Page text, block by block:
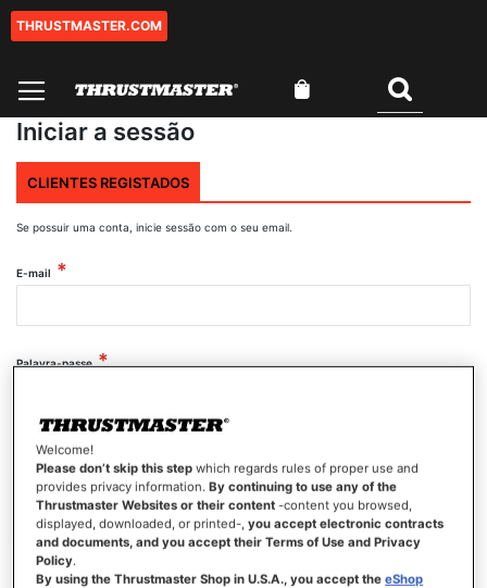
Conteúdo
THRUSTMASTER.COM
O Meu Carrinho
Iniciar a sessão
CLIENTES REGISTADOS
Se possuir uma conta, inicie sessão com o seu email.
E-mail
Palavra-passe
Mostrar palavra-passe
INICIAR SESSÃO
Welcome!
Please don’t skip this step which regards rules of proper use and
provides privacy information.By continuing to use any of the
Thrustmaster Websites or their content -content you browsed,
displayed, downloaded, or printed-,you accept electronic contracts
and documents, and you accept their Terms of Use and Privacy
Policy.
By using the Thrustmaster Shop in U.S.A., you accept theeShop